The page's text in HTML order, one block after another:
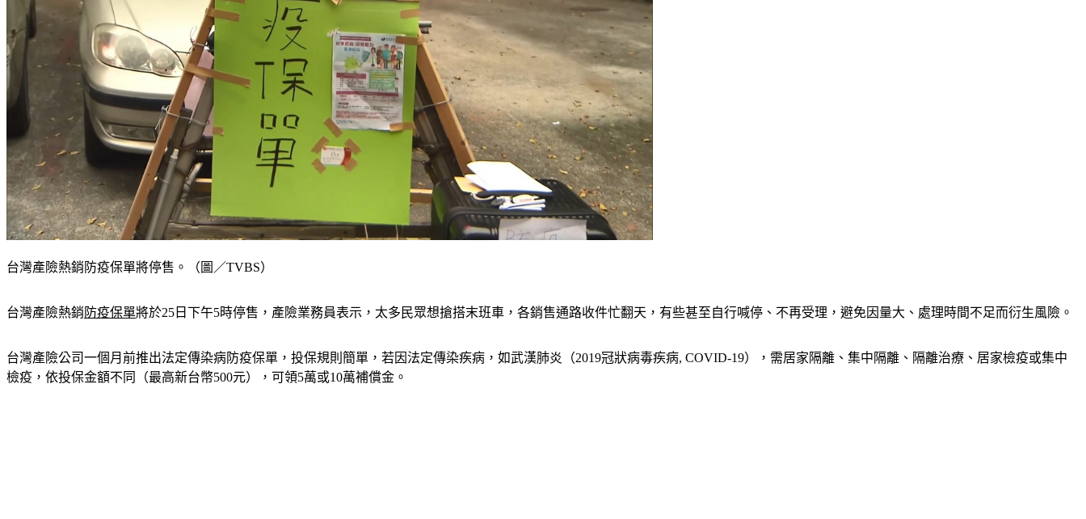
台灣產險熱銷防疫保單將停售。（圖／TVBS）
台灣產險熱銷 防疫保單將於25日下午5時停售，產險業務員表示，太多民眾想搶搭末班車，各銷售通路收件忙翻天，有些甚至自行喊停、不再受理，避免因量大、處理時間不足而衍生風險。
台灣產險公司一個月前推出法定傳染病防疫保單，投保規則簡單，若因法定傳染疾病，如武漢肺炎（2019冠狀病毒疾病, COVID-19），需居家隔離、集中隔離、隔離治療、居家檢疫或集中
檢疫，依投保金額不同（最高新台幣500元），可領5萬或10萬補償金。